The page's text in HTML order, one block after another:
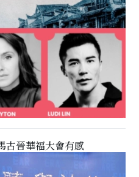
古晉華福大會有感